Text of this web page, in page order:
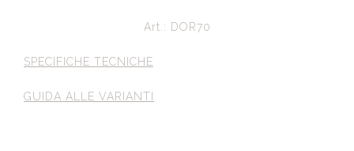
Art.: DOR70
SPECIFICHE TECNICHE
GUIDA ALLE VARIANTI